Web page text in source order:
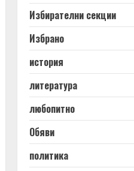
Избирателни секции
Избрано
история
литература
любопитно
Обяви
политика